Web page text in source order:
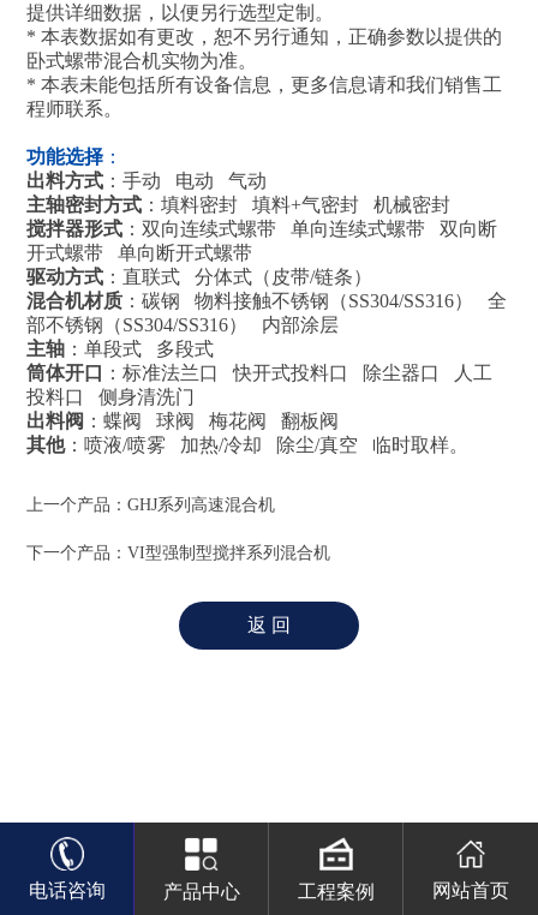
提供详细数据，以便另行选型定制。
* 本表数据如有更改，恕不另行通知，正确参数以提供的
卧式螺带混合机实物为准。
* 本表未能包括所有设备信息，更多信息请和我们销售工
程师联系。
功能选择 ：
出料方式 ：手动 电动 气动
主轴密封方式 ：填料密封 填料+气密封 机械密封
搅拌器形式 ：双向连续式螺带 单向连续式螺带 双向断
开式螺带 单向断开式螺带
驱动方式 ：直联式 分体式（皮带/链条）
混合机材质 ：碳钢 物料接触不锈钢（SS304/SS316） 全
部不锈钢（SS304/SS316） 内部涂层
主轴 ：单段式 多段式
筒体开口
：标准法兰口 快开式投料口 除尘器口 人工
投料口 侧身清洗门
出料阀 ：蝶阀 球阀 梅花阀 翻板阀
其他：喷液/喷雾 加热/冷却 除尘/真空 临时取样。
上一个产品：GHJ系列高速混合机
下一个产品：VI型强制型搅拌系列混合机
电话咨询 产品中心 工程案例 网站首页